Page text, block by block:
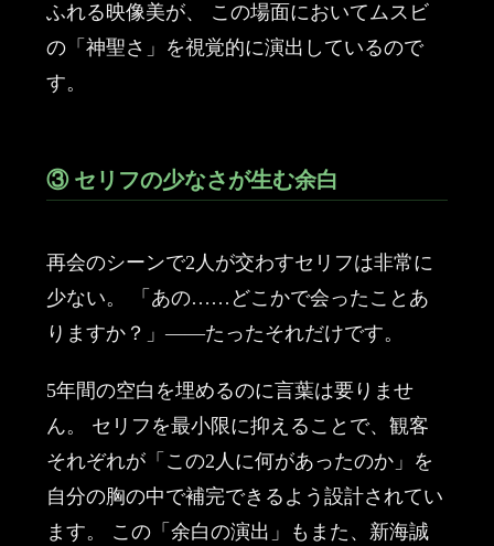
ふれる映像美が、 この場面においてムスビ
の「神聖さ」を視覚的に演出しているので
す。
③ セリフの少なさが生む余白
再会のシーンで2人が交わすセリフは非常に
少ない。 「あの……どこかで会ったことあ
りますか？」——たったそれだけです。
5年間の空白を埋めるのに言葉は要りませ
ん。 セリフを最小限に抑えることで、観客
それぞれが「この2人に何があったのか」を
自分の胸の中で補完できるよう設計されてい
ます。 この「余白の演出」もまた、新海誠